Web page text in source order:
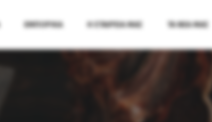
ΕΜΠΟΡΙΚΑ Η ΕΤΑΙΡΕΙΑ ΜΑΣ ΤΑ ΝΕΑ ΜΑΣ